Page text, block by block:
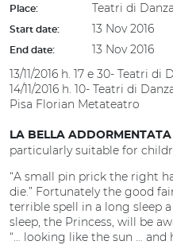
Place: Teatri di
Start date: 13 Nov 2016
End date:
13 Nov 2016
13/11/2016 h. 17 e 30- Teatri
14/11/2016 h. 10- Teatri di
Pisa Florian Metateatro
LA BELLA ADDORMENTATA
particularly suitable for
“A small pin prick the right
die.” Fortunately the good
terrible spell in a long sleep
sleep, the Princess, will be
“… looking like the sun … and